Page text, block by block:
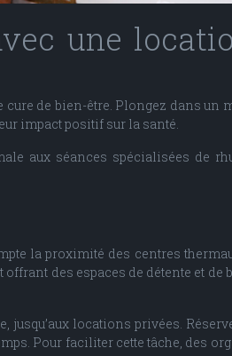
une
de bien-être. Plongez dans un
impact positif sur la santé.
aux séances spécialisées de
la proximité des centres
des espaces de détente et de
locations privées.
Pour faciliter cette tâche, des